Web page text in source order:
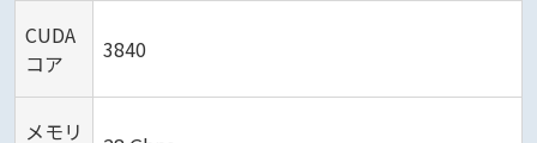
CUDA
コア
3840
メモリ